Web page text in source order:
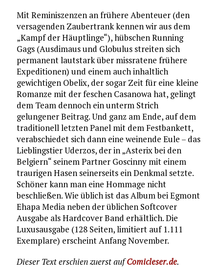
Mit Reminiszenzen an frühere Abenteuer (den
versagenden Zaubertrank kennen wir aus dem
„Kampf der Häuptlinge“), hübschen Running
Gags (Ausdimaus und Globulus streiten sich
permanent lautstark über missratene frühere
Expeditionen) und einem auch inhaltlich
gewichtigen Obelix, der sogar Zeit für eine kleine
Romanze mit der feschen Casanowa hat, gelingt
dem Team dennoch ein unterm Strich
gelungener Beitrag. Und ganz am Ende, auf dem
traditionell letzten Panel mit dem Festbankett,
verabschiedet sich dann eine weinende Eule – das
Lieblingstier Uderzos, der in „Asterix bei den
Belgiern“ seinem Partner Goscinny mit einem
traurigen Hasen seinerseits ein Denkmal setzte.
Schöner kann man eine Hommage nicht
beschließen. Wie üblich ist das Album bei Egmont
Ehapa Media neben der üblichen Softcover
Ausgabe als Hardcover Band erhältlich. Die
Luxusausgabe (128 Seiten, limitiert auf 1.111
Exemplare) erscheint Anfang November.
Dieser Text erschien zuerst aufComicleser.de.